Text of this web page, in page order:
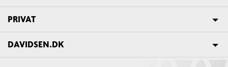
PRIVAT
DAVIDSEN.DK